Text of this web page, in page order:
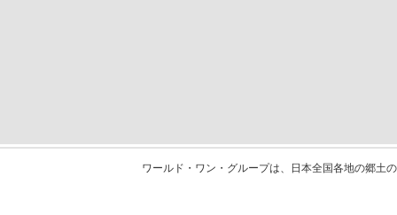
ワールド・ワン・グループは、日本全国各地の郷土